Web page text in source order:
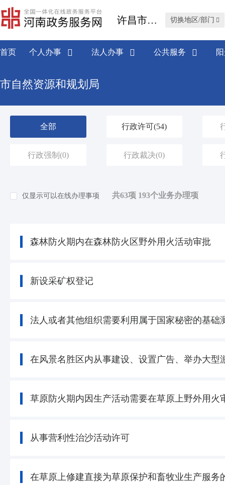
许昌市禹州市 切换地区/部门
首页 个人办事 法人办事 公共服务
市自然资源和规划局
全部 行政许可(54)
行政强制 (0) 行政裁决(0)
仅显示可以在线办理事项 共63项 193个业务办理项
森林防火期内在森林防火区野外用火活动审批
新设采矿权登记
法人或者其他组织需要利用属于国家秘密的基础
在风景名胜区内从事建设、设置广告、举办大
草原防火期内因生产活动需要在草原上野外用火
从事营利性治沙活动许可
在草原上修建直接为草原保护和畜牧业生产服务